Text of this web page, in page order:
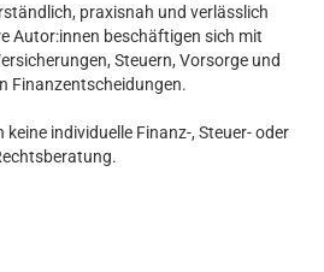
praxisnah und verlässlich
Autor:innen beschäftigen sich mit
Steuern, Vorsorge und
Finanzentscheidungen.
keine individuelle Finanz-, Steuer- oder